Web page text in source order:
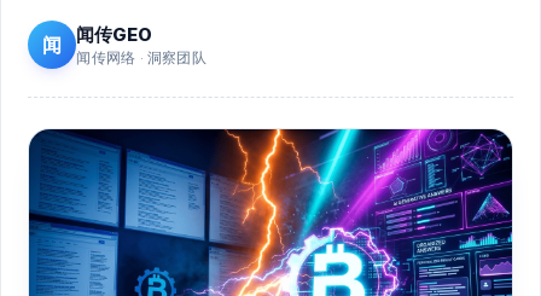
闻 闻传GEO
闻传网络 · 洞察团队